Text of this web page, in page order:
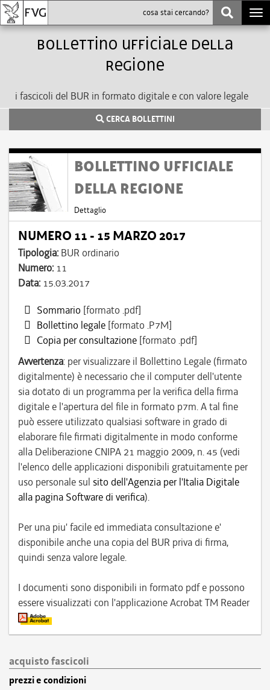
bollettino ufficiale della
Regione
i fascicoli del BUR in formato digitale e con valore legale
CERCA BOLLETTINI
BOLLETTINO UFFICIALE
DELLA REGIONE
Dettaglio
NUMERO 11 - 15 MARZO 2017
Tipologia: BUR ordinario
Numero: 11
Data: 15.03.2017
Sommario [formato .pdf]
Bollettino legale [formato .P7M]
Copia per consultazione [formato .pdf]
Avvertenza: per visualizzare il Bollettino Legale (firmato
digitalmente) è necessario che il computer dell'utente
sia dotato di un programma per la verifica della firma
digitale e l'apertura del file in formato p7m. A tal fine
può essere utilizzato qualsiasi software in grado di
elaborare file firmati digitalmente in modo conforme
alla Deliberazione CNIPA 21 maggio 2009, n. 45 (vedi
l'elenco delle applicazioni disponibili gratuitamente per
uso personale sul sito dell'Agenzia per l'Italia Digitale
alla pagina Software di verifica).
Per una piu' facile ed immediata consultazione e'
disponibile anche una copia del BUR priva di firma,
quindi senza valore legale.
I documenti sono disponibili in formato pdf e possono
essere visualizzati con l'applicazione Acrobat TM Reader
acquisto fascicoli
prezzi e condizioni